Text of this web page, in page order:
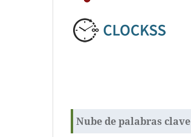
Nube de palabras clave